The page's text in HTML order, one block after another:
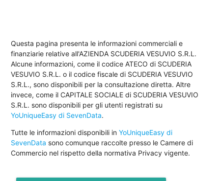
Questa pagina presenta le informazioni commerciali e
finanziarie relative all'AZIENDA SCUDERIA VESUVIO S.R.L.
Alcune informazioni, come il codice ATECO di SCUDERIA
VESUVIO S.R.L. o il codice fiscale di SCUDERIA VESUVIO
S.R.L., sono disponibili per la consultazione diretta. Altre
invece, come il CAPITALE SOCIALE di SCUDERIA VESUVIO
S.R.L. sono disponibili per gli utenti registrati su
YoUniqueEasy di SevenData.
Tutte le informazioni disponibili inYoUniqueEasy di
SevenData sono comunque raccolte presso le Camere di
Commercio nel rispetto della normativa Privacy vigente.